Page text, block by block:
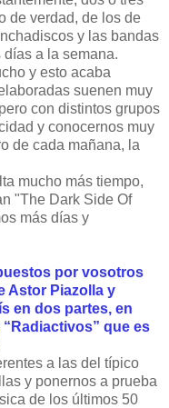
de verdad, de los de
y las bandas
a la semana.
y esto acaba
suenen muy
con distintos grupos
y conocernos muy
de cada mañana, la
mucho más tiempo,
"The Dark Side Of
más días y
por vosotros
Astor Piazolla y
en dos partes, en
que es
a las del típico
y ponernos a prueba
de los últimos 50